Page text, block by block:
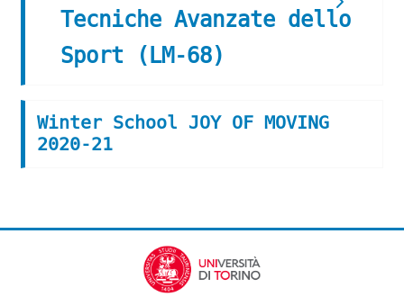
Tecniche Avanzate dello
Sport (LM-68)
Winter School JOY OF MOVING
2020-21